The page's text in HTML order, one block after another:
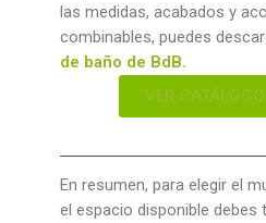
las medidas, acabados y
combinables, puedes
de baño de BdB.
VER
En resumen, para elegir el
el espacio disponible debes